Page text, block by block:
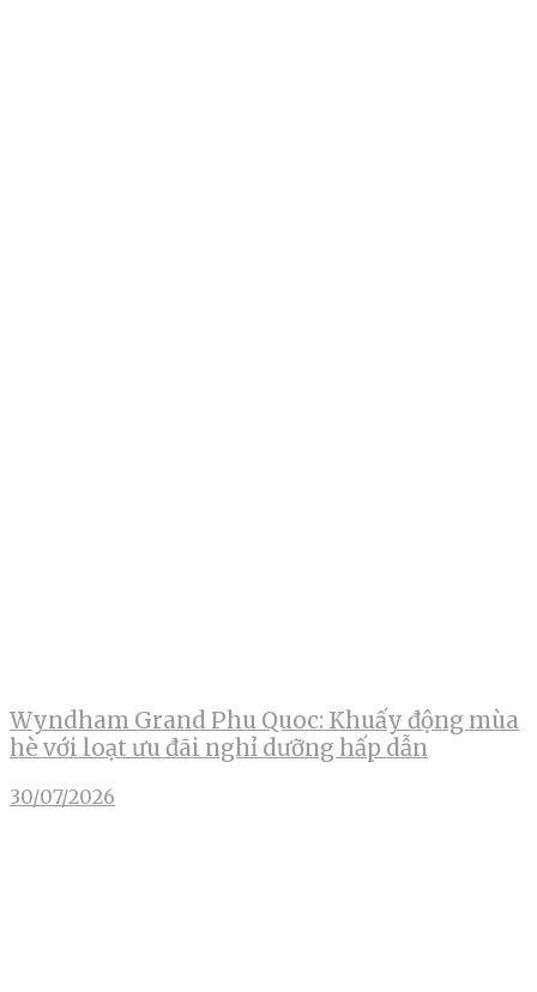
Wyndham Grand Phu Quoc: Khuấy động mùa
hè với loạt ưu đãi nghỉ dưỡng hấp dẫn
30/07/2026